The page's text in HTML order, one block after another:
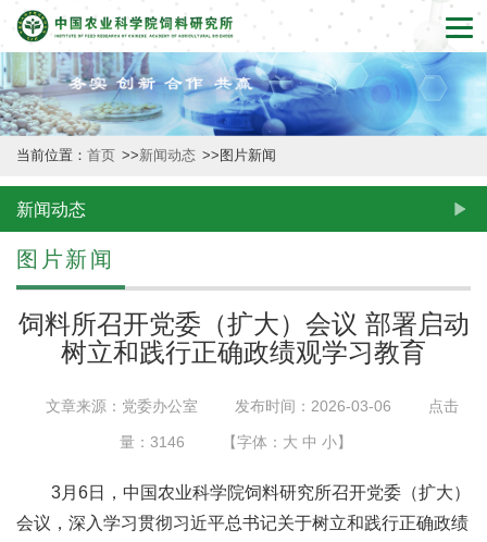
首
页
本
所
概
况
新
闻
当前位置： 首页 >>新闻动态 >> 图片新闻
新闻动态
图片新闻
饲料所召开党委（扩大）会议 部署启动
树立和践行正确政绩观学习教育
文章来源：党委办公室 发布时间：2026-03-06 点击
量： 3146 【字体： 大 中 小】
3月6日，中国农业科学院饲料研究所召开党委（扩大）
会议，深入学习贯彻习近平总书记关于树立和践行正确政绩